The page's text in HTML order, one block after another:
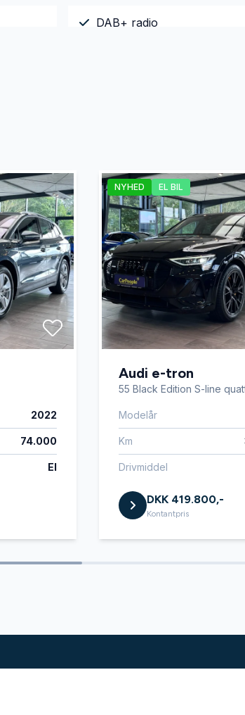
DAB+ radio
Kørecomputer
Parkeringssensor bagved
Splitbagsæder
Vejbaneassistent
2022
74.000
El
NYHED EL BIL
Audi e-tron
55 Black Edition S-line
Modelår
Km
Drivmiddel
DKK 419.800,-
Kontantpris